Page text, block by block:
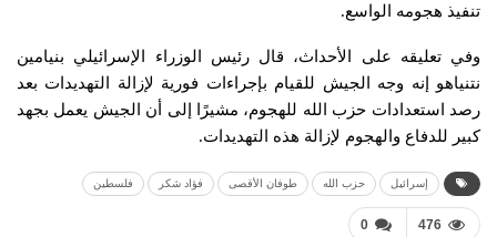
تنفيذ هجومه الواسع.
وفي تعليقه على الأحداث، قال رئيس الوزراء الإسرائيلي بنيامين
نتنياهو إنه وجه الجيش للقيام بإجراءات فورية لإزالة التهديدات بعد
رصد استعدادات حزب الله للهجوم، مشيرًا إلى أن الجيش يعمل بجهد
كبير للدفاع والهجوم لإزالة هذه التهديدات.
إسرائيل حزب الله طوفان الأقصى فؤاد شكر فلسطين
0 476